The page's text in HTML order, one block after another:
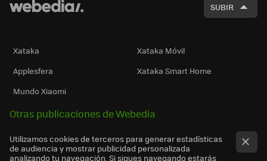
SUBIR
Xataka
Xataka Móvil
Applesfera
Xataka Smart Home
Mundo Xiaomi
Otras publicaciones de Webedia
Utilizamos cookies de terceros para generar estadísticas
de audiencia y mostrar publicidad personalizada
analizando tu navegación. Si sigues navegando estarás